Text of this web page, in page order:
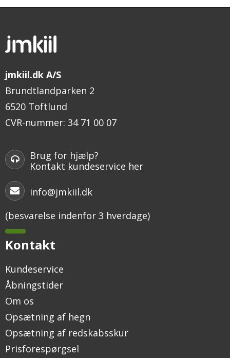
jmkiil.dk A/S
Brundtlandparken 2
6520 Toftlund
CVR-nummer: 34 71 00 07
Brug for hjælp?
Kontakt kundeservice her
info@jmkiil.dk
(besvarelse indenfor 3 hverdage)
Kontakt
Kundeservice
Åbningstider
Om os
Opsætning af hegn
Opsætning af redskabsskur
Prisforespørgsel